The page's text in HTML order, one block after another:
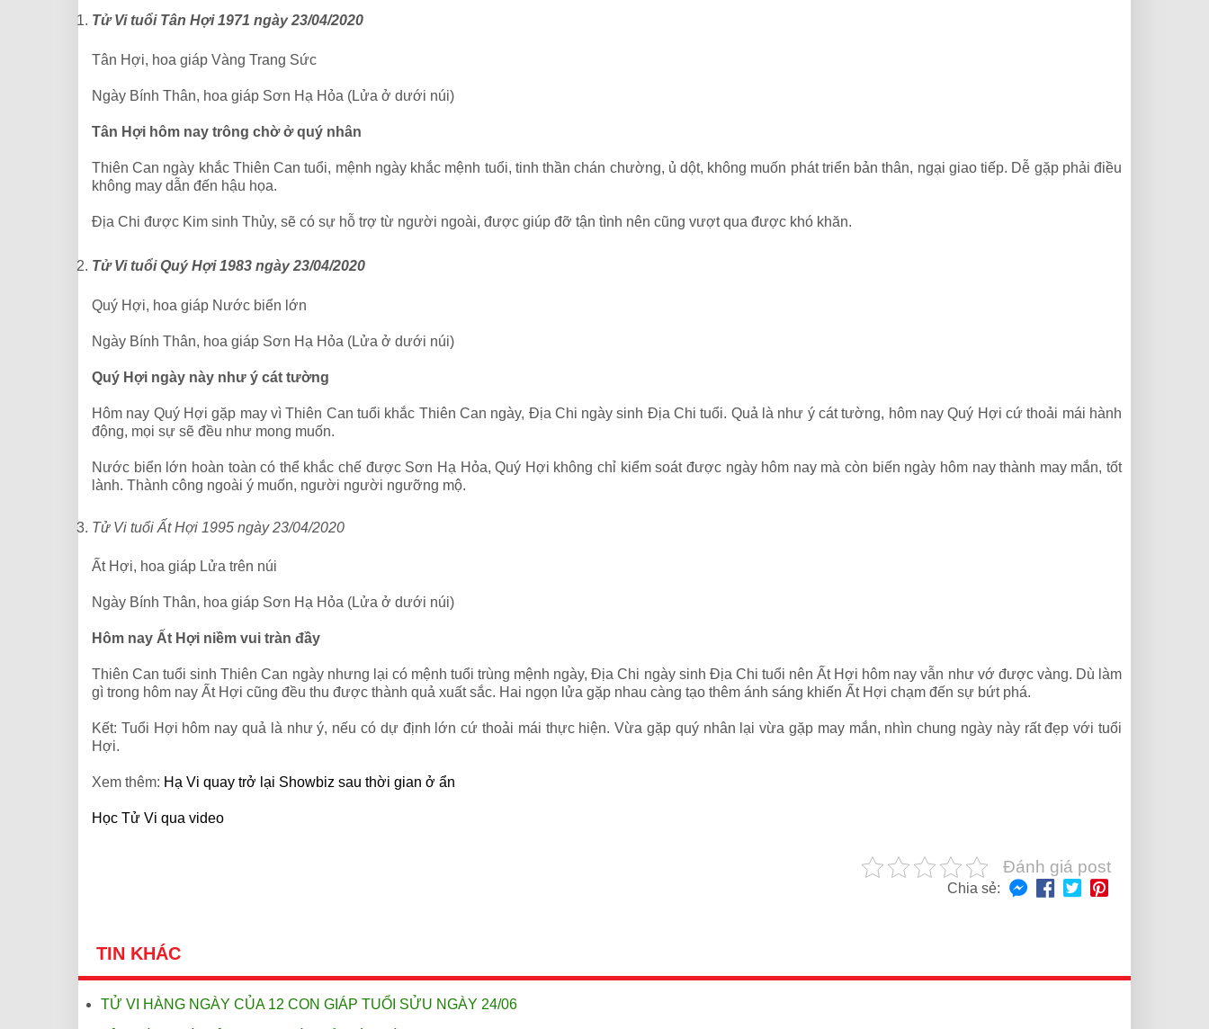
Tử Vi tuổi Tân Hợi 1971 ngày 23/04/2020
Tân Hợi, hoa giáp Vàng Trang Sức
Ngày Bính Thân, hoa giáp Sơn Hạ Hỏa (Lửa ở dưới núi)
Tân Hợi hôm nay trông chờ ở quý nhân
Thiên Can ngày khắc Thiên Can tuổi, mệnh ngày khắc mệnh tuổi, tinh thần chán chường, ủ dột, không muốn phát triển bản thân, ngại giao tiếp. Dễ gặp phải điều
không may dẫn đến hậu họa.
Địa Chi được Kim sinh Thủy, sẽ có sự hỗ trợ từ người ngoài, được giúp đỡ tận tình nên cũng vượt qua được khó khăn.
Tử Vi tuổi Quý Hợi 1983 ngày 23/04/2020
Quý Hợi, hoa giáp Nước biển lớn
Ngày Bính Thân, hoa giáp Sơn Hạ Hỏa (Lửa ở dưới núi)
Quý Hợi ngày này như ý cát tường
Hôm nay Quý Hợi gặp may vì Thiên Can tuổi khắc Thiên Can ngày, Địa Chi ngày sinh Địa Chi tuổi. Quả là như ý cát tường, hôm nay Quý Hợi cứ thoải mái hành
động, mọi sự sẽ đều như mong muốn.
Nước biển lớn hoàn toàn có thể khắc chế được Sơn Hạ Hỏa, Quý Hợi không chỉ kiểm soát được ngày hôm nay mà còn biến ngày hôm nay thành may mắn, tốt
lành. Thành công ngoài ý muốn, người người ngưỡng mộ.
Tử Vi tuổi Ất Hợi 1995 ngày 23/04/2020
Ất Hợi, hoa giáp Lửa trên núi
Ngày Bính Thân, hoa giáp Sơn Hạ Hỏa (Lửa ở dưới núi)
Hôm nay Ất Hợi niềm vui tràn đầy
Thiên Can tuổi sinh Thiên Can ngày nhưng lại có mệnh tuổi trùng mệnh ngày, Địa Chi ngày sinh Địa Chi tuổi nên Ất Hợi hôm nay vẫn như vớ được vàng. Dù làm
gì trong hôm nay Ất Hợi cũng đều thu được thành quả xuất sắc. Hai ngọn lửa gặp nhau càng tạo thêm ánh sáng khiến Ất Hợi chạm đến sự bứt phá.
Kết: Tuổi Hợi hôm nay quả là như ý, nếu có dự định lớn cứ thoải mái thực hiện. Vừa gặp quý nhân lại vừa gặp may mắn, nhìn chung ngày này rất đẹp với tuổi
Hợi.
Xem thêm: Hạ Vi quay trở lại Showbiz sau thời gian ở ẩn
Học Tử Vi qua video
Đánh giá post
Chia sẻ:
TIN KHÁC
TỬ VI HÀNG NGÀY CỦA 12 CON GIÁP TUỔI SỬU NGÀY 24/06